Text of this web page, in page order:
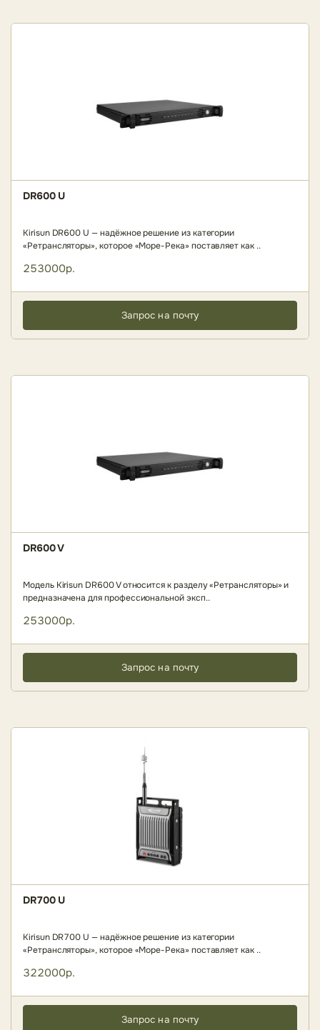
DR600 U
Kirisun DR600 U — надёжное решение из категории
«Ретрансляторы», которое «Море-Река» поставляет как ..
253000р.
Запрос на почту
DR600 V
Модель Kirisun DR600 V относится к разделу «Ретрансляторы» и
предназначена для профессиональной эксп..
253000р.
Запрос на почту
DR700 U
Kirisun DR700 U — надёжное решение из категории
«Ретрансляторы», которое «Море-Река» поставляет как ..
322000р.
Запрос на почту